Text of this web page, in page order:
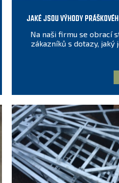
JAKÉ JSOU VÝHODY
Na naši firmu se obrací
zákazníků s dotazy, jaký